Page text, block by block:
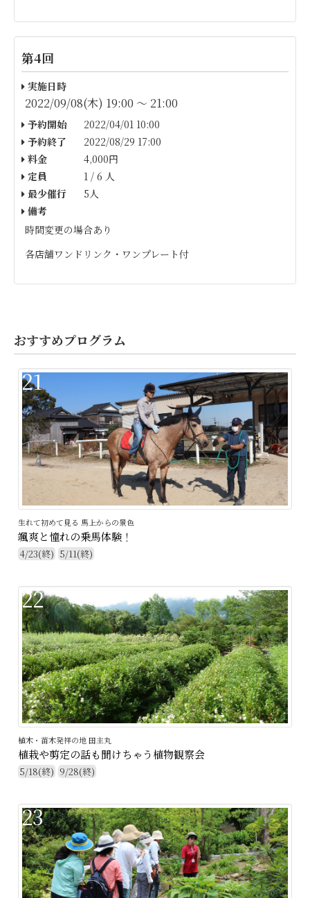
第4回
実施日時
2022/09/08(木) 19:00 〜 21:00
予約開始
2022/04/01 10:00
予約終了
2022/08/29 17:00
料金
4,000円
定員
1 / 6 人
最少催行
5人
備考
時間変更の場合あり
各店舗ワンドリンク・ワンプレート付
おすすめプログラム
21
生れて初めて見る 馬上からの景色
颯爽と憧れの乗馬体験！
4/23(終) 5/11(終)
22
植木・苗木発祥の地 田主丸
植栽や剪定の話も聞けちゃう植物観察会
5/18(終) 9/28(終)
23